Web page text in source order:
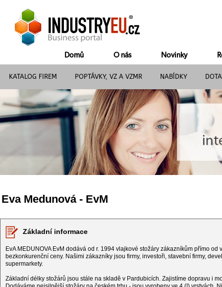
Domů O nás Novinky
KATALOG FIREM POPTÁVKY, VZ A VZMR NABÍDKY
Eva Medunová - EvM
Základní informace
EvA MEDUNOVA EvM dodává od r. 1994 vlajkové stožáry zákazníkům přímo
bezkonkurenční ceny. Našimi zákazníky jsou firmy, investoři, stavební firmy,
supermarkety.
Základní délky stožárů jsou stále na skladě v Pardubicích. Zajistíme dopravu i